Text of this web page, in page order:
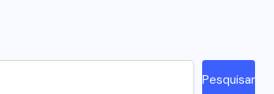
Pesquisar